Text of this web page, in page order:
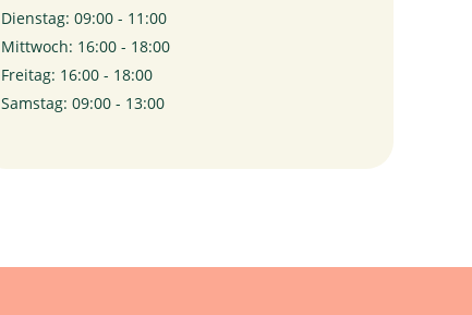
Dienstag: 09:00 - 11:00
Mittwoch: 16:00 - 18:00
Freitag: 16:00 - 18:00
Samstag: 09:00 - 13:00